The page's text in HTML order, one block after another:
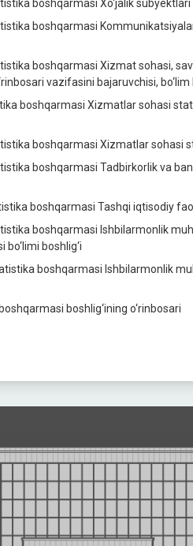
boshqarmasi Xo‘jalik
boshqarmasi
boshqarmasi Xizmat sohasi,
vazifasini bajaruvchisi, bo‘lim
boshqarmasi Xizmatlar sohasi
boshqarmasi Xizmatlar sohasi
boshqarmasi Tadbirkorlik va
boshqarmasi Tashqi iqtisodiy
boshqarmasi Ishbilarmonlik
boshlig‘i
boshqarmasi Ishbilarmonlik
boshlig‘ining o‘rinbosari